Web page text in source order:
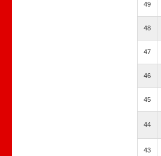
49
48
47
46
45
44
43